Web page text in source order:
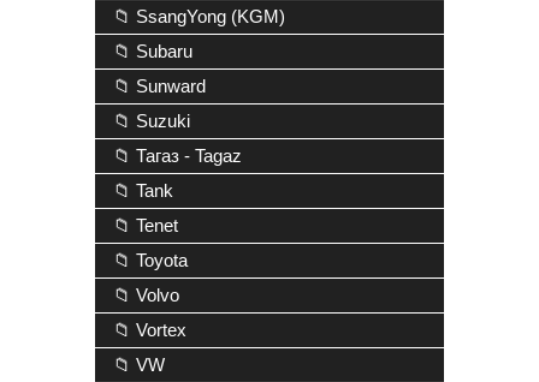
📁 SsangYong (KGM)
📁 Subaru
📁 Sunward
📁 Suzuki
📁 Тагаз - Tagaz
📁 Tank
📁 Tenet
📁 Toyota
📁 Volvo
📁 Vortex
📁 VW